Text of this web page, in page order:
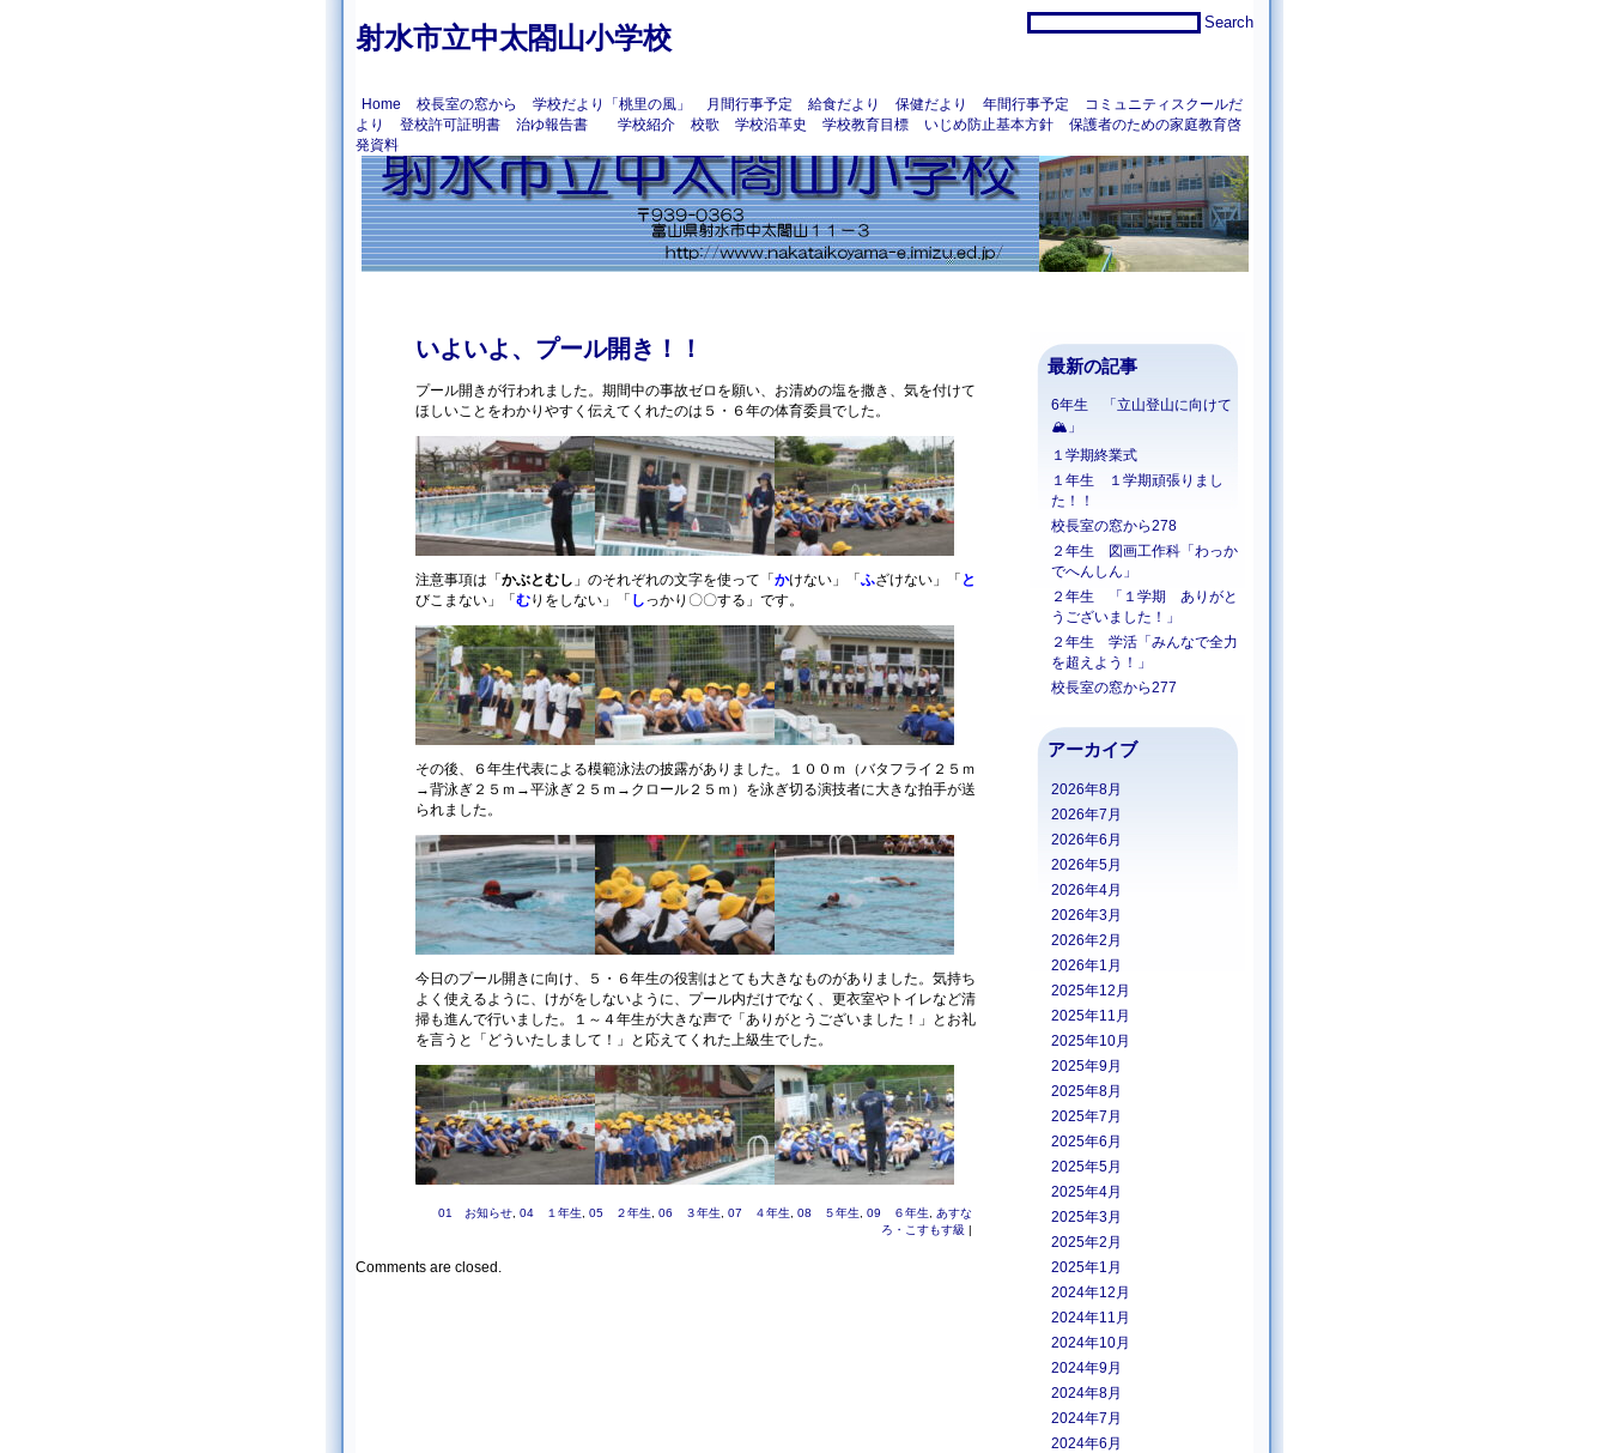
射水市立中太閤山小学校
Home 校長室の窓から 学校だより「桃里の風」 月間行事予定 給食だより 保健だより 年間行事予定
コミュニティスクールだ
より
登校許可証明書 治ゆ報告書 学校紹介 校歌 学校沿革史 学校教育目標 いじめ防止基本方針
保護者のための家庭教育啓
発資料
最新の記事
6年生 「立山登山に向けて
🏔」
１学期終業式
１年生 １学期頑張りまし
た！！
校長室の窓から278
２年生 図画工作科「わっか
でへんしん」
２年生 「１学期 ありがと
うございました！」
２年生 学活「みんなで全力
を超えよう！」
校長室の窓から277
アーカイブ
2026年8月
2026年7月
2026年6月
2026年5月
2026年4月
2026年3月
2026年2月
2026年1月
2025年12月
2025年11月
2025年10月
2025年9月
2025年8月
2025年7月
2025年6月
2025年5月
2025年4月
2025年3月
2025年2月
2025年1月
2024年12月
2024年11月
2024年10月
2024年9月
2024年8月
2024年7月
2024年6月
いよいよ、プール開き！！
プール開きが行われました。期間中の事故ゼロを願い、お清めの塩を撒き、気を付けて
ほしいことをわかりやすく伝えてくれたのは５・６年の体育委員でした。
注意事項は「 かぶとむし 」のそれぞれの文字を使って「 かけない」「 ふざけない」「 と
びこまない」「 むりをしない」「 しっかり〇〇する」です。
その後、６年生代表による模範泳法の披露がありました。１００ｍ（バタフライ２５ｍ
→背泳ぎ２５ｍ→平泳ぎ２５ｍ→クロール２５ｍ）を泳ぎ切る演技者に大きな拍手が送
られました。
今日のプール開きに向け、５・６年生の役割はとても大きなものがありました。気持ち
よく使えるように、けがをしないように、プール内だけでなく、更衣室やトイレなど清
掃も進んで行いました。１～４年生が大きな声で「ありがとうございました！」とお礼
を言うと「どういたしまして！」と応えてくれた上級生でした。
01 お知らせ 04 １年生 05 ２年生 06 ３年生 07 ４年生 08 ５年生 09 ６年生
あすな
ろ・こすもす級 |
Comments are closed.